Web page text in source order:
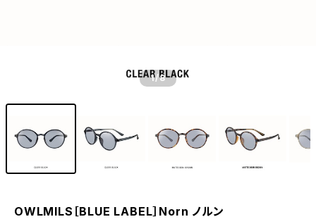
1/8
OWLMILS［BLUE LABEL］Norn ノルン